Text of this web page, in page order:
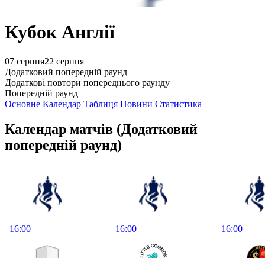
Кубок Англії
07 серпня22 серпня
Додатковий попередній раунд
Додаткові повтори попереднього раунду
Попередній раунд
Основне Календар Таблиця Новини Статистика
Календар матчів (Додатковий
попередній раунд)
16:00 16:00 16:00